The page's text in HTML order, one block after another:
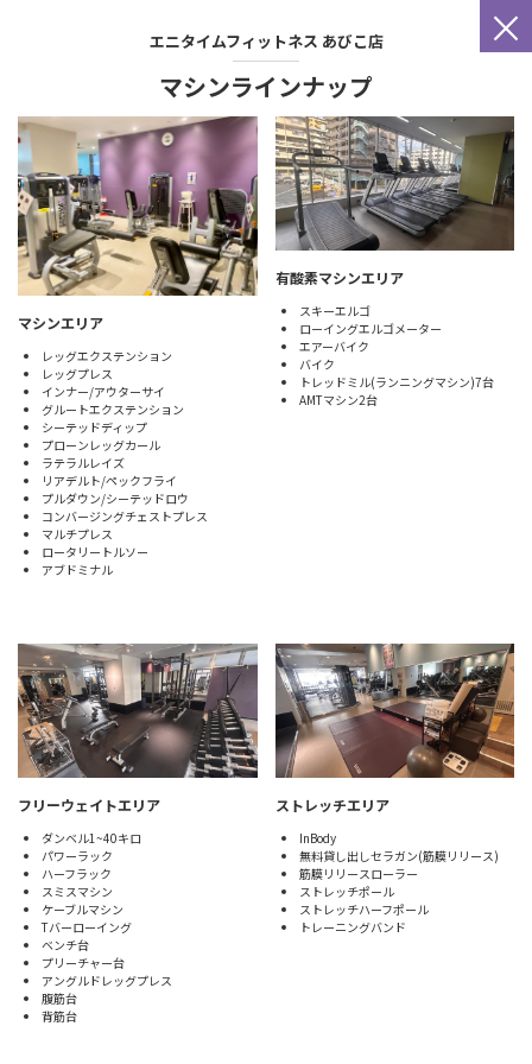
×
エニタイムフィットネス あびこ店
マシンラインナップ
マシンエリア
レッグエクステンション
レッグプレス
インナー/アウターサイ
グルートエクステンション
シーテッドディップ
プローンレッグカール
ラテラルレイズ
リアデルト/ペックフライ
プルダウン/シーテッドロウ
コンバージングチェストプレス
マルチプレス
ロータリートルソー
アブドミナル
有酸素マシンエリア
スキーエルゴ
ローイングエルゴメーター
エアーバイク
バイク
トレッドミル(ランニングマシン)7台
AMTマシン2台
フリーウェイトエリア
ダンベル1~40キロ
パワーラック
ハーフラック
スミスマシン
ケーブルマシン
Tバーローイング
ベンチ台
プリーチャー台
アングルドレッグプレス
腹筋台
背筋台
ストレッチエリア
InBody
無料貸し出しセラガン(筋膜リリース)
筋膜リリースローラー
ストレッチポール
ストレッチハーフポール
トレーニングバンド